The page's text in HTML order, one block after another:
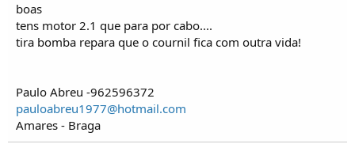
boas
tens motor 2.1 que para por cabo....
tira bomba repara que o cournil fica com outra vida!
Paulo Abreu -962596372
pauloabreu1977@hotmail.com
Amares - Braga